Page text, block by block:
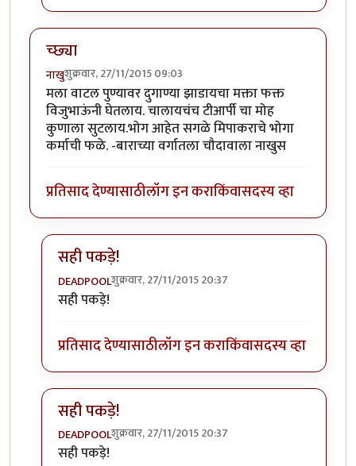
च्छ्या
नाखुशुक्रवार, 27/11/2015 09:03
मला वाटल पुण्यावर दुगाण्या झाडायचा मक्ता फक्त
विजुभाऊंनी घेतलाय. चालायचंच टीआर्पी चा मोह
कुणाला सुटलाय.भोग आहेत सगळे मिपाकराचे भोगा
कर्माची फळे. -बाराच्या वर्गातला चौदावाला नाखुस
प्रतिसाद देण्यासाठीलॉग इन कराकिंवासदस्य व्हा
सही पकड़े!
DEADPOOLशुक्रवार, 27/11/2015 20:37
In reply to
सही पकड़े!
प्रतिसाद देण्यासाठीलॉग इन कराकिंवासदस्य व्हा
सही पकड़े!
DEADPOOLशुक्रवार, 27/11/2015 20:37
In reply to
सही पकड़े!